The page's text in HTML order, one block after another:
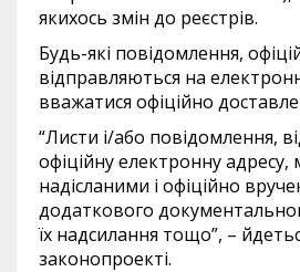
якихось змін до реєстрів.
Будь-які повідомлення,
відправляються на
вважатися офіційно
“Листи і/або повідомлення,
офіційну електронну
надісланими і офіційно
додаткового
їх надсилання тощо”, –
законопроекті.